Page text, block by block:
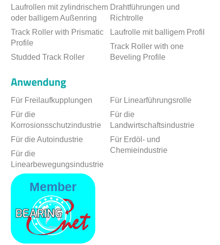
Drahtführungen und
Richtrolle
Laufrollen mit zylindrischem
oder balligem Außenring
Laufrolle mit balligem Profil
Track Roller with Prismatic
Profile
Track Roller with one
Beveling Profile
Studded Track Roller
Anwendung
Für Freilaufkupplungen
Für Linearführungsrolle
Für die
Korrosionsschutzindustrie
Für die
Landwirtschaftsindustrie
Für die Autoindustrie
Für Erdöl- und
Chemieindustrie
Für die
Linearbewegungsindustrie
Member